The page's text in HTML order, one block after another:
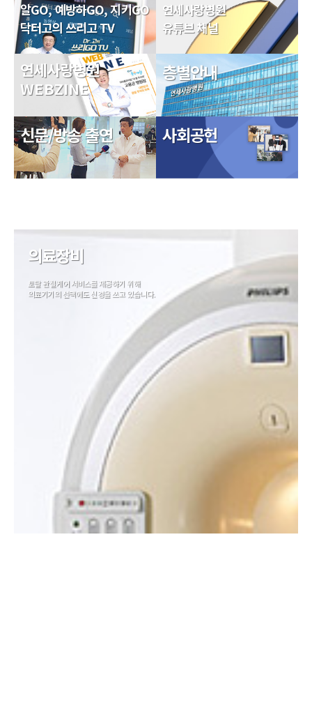
알GO, 예방하GO, 지키GO
닥터고의 쓰리고 TV
연세사랑병원
유튜브 채널
연세사랑병원
WEBZINE
신문/방송 출연
층별안내
사회공헌
의료장비
토탈 관절케어 서비스를 제공하기 위해
의료기기의 선택에도 신경을 쓰고 있습니다.